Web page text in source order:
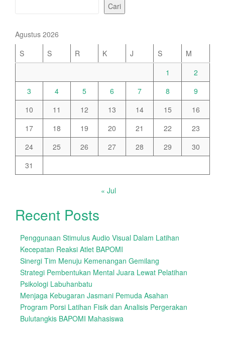
Cari
Agustus 2026
S
S R K J S
M
1
2
3
4 5 6 7 8
9
10
11 12 13 14 15
16
17
18 19 20 21 22
23
24
25 26 27 28 29
30
31
« Jul
Recent Posts
Penggunaan Stimulus Audio Visual Dalam Latihan
Kecepatan Reaksi Atlet BAPOMI
Sinergi Tim Menuju Kemenangan Gemilang
Strategi Pembentukan Mental Juara Lewat Pelatihan
Psikologi Labuhanbatu
Menjaga Kebugaran Jasmani Pemuda Asahan
Program Porsi Latihan Fisik dan Analisis Pergerakan
Bulutangkis BAPOMI Mahasiswa